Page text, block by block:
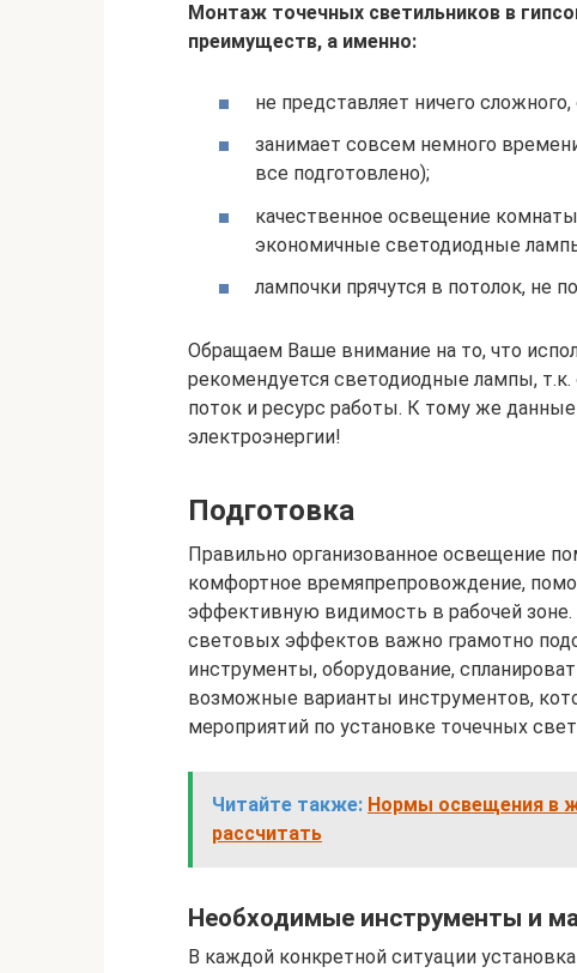
Монтаж точечных светильников в
преимуществ, а именно:
не представляет ничего
занимает совсем немного
все подготовлено);
качественное освещение
экономичные светодиодные
лампочки прячутся в потолок, не
Обращаем Ваше внимание на то, что
рекомендуется светодиодные лампы,
поток и ресурс работы. К тому же
электроэнергии!
Подготовка
Правильно организованное освещение
комфортное времяпрепровождение,
эффективную видимость в рабочей
световых эффектов важно грамотно
инструменты, оборудование,
возможные варианты инструментов,
мероприятий по установке точечных
Читайте также: Нормы освещения в
рассчитать
Необходимые инструменты и
В каждой конкретной ситуации